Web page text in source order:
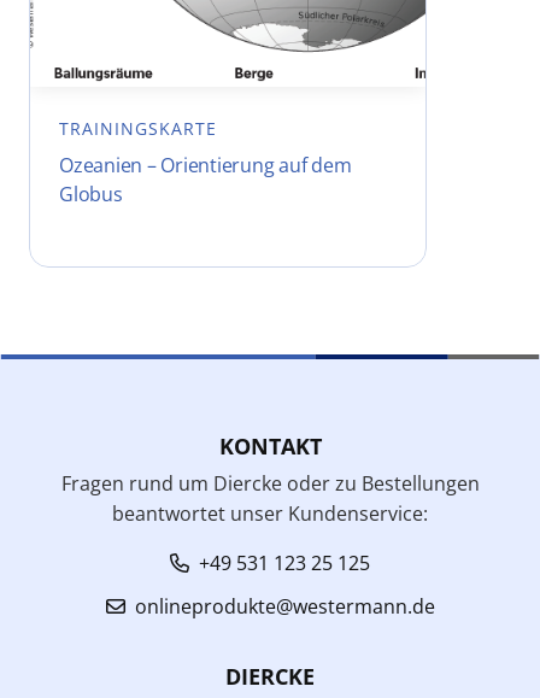
TRAININGSKARTE
Ozeanien – Orientierung auf dem
Globus
KONTAKT
Fragen rund um Diercke oder zu Bestellungen
beantwortet unser Kundenservice:
+49 531 123 25 125
onlineprodukte@westermann.de
DIERCKE